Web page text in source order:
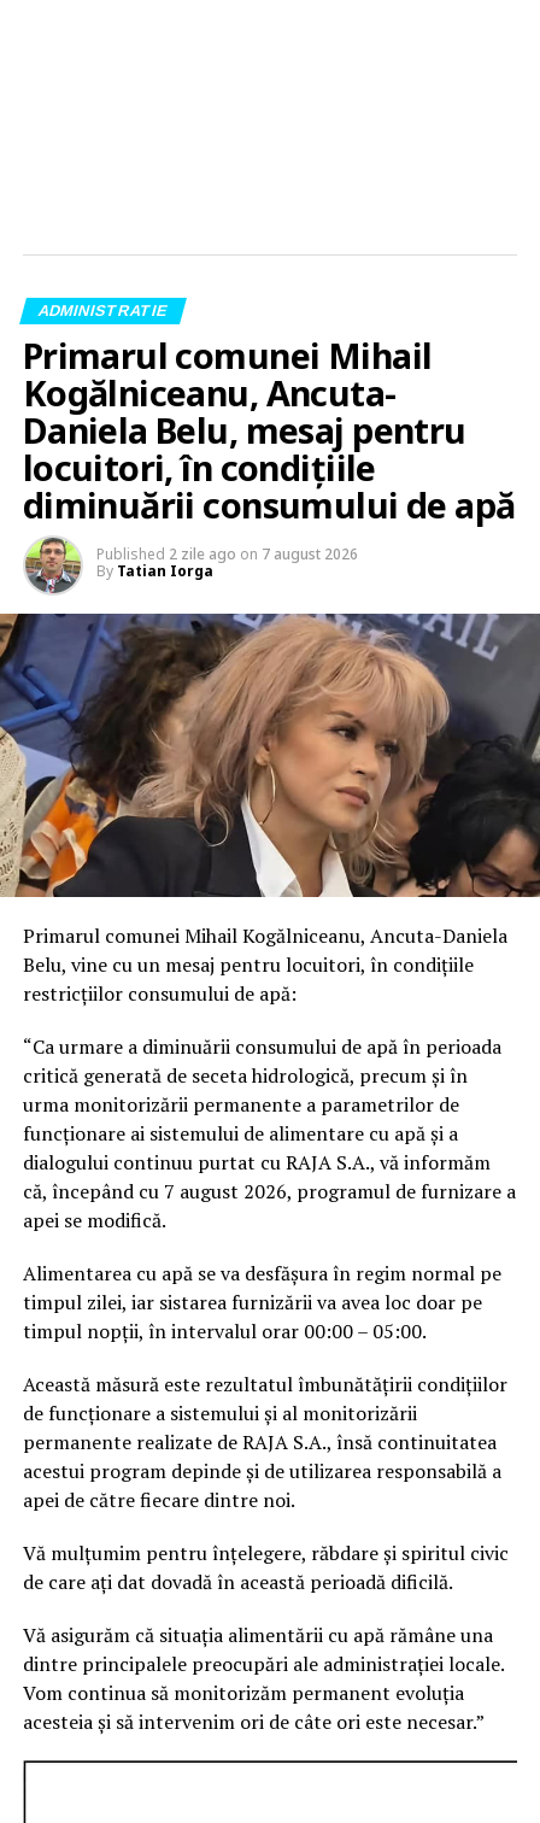
ADMINISTRATIE
Primarul comunei Mihail
Kogălniceanu, Ancuta-
Daniela Belu, mesaj pentru
locuitori, în condițiile
diminuării consumului de apă
Published 2 zile ago on 7 august 2026
By Tatian Iorga
Primarul comunei Mihail Kogălniceanu, Ancuta-Daniela
Belu, vine cu un mesaj pentru locuitori, în condițiile
restricțiilor consumului de apă:
“Ca urmare a diminuării consumului de apă în perioada
critică generată de seceta hidrologică, precum și în
urma monitorizării permanente a parametrilor de
funcționare ai sistemului de alimentare cu apă și a
dialogului continuu purtat cu RAJA S.A., vă informăm
că, începând cu 7 august 2026, programul de furnizare a
apei se modifică.
Alimentarea cu apă se va desfășura în regim normal pe
timpul zilei, iar sistarea furnizării va avea loc doar pe
timpul nopții, în intervalul orar 00:00 – 05:00.
Această măsură este rezultatul îmbunătățirii condițiilor
de funcționare a sistemului și al monitorizării
permanente realizate de RAJA S.A., însă continuitatea
acestui program depinde și de utilizarea responsabilă a
apei de către fiecare dintre noi.
Vă mulțumim pentru înțelegere, răbdare și spiritul civic
de care ați dat dovadă în această perioadă dificilă.
Vă asigurăm că situația alimentării cu apă rămâne una
dintre principalele preocupări ale administrației locale.
Vom continua să monitorizăm permanent evoluția
acesteia și să intervenim ori de câte ori este necesar.”